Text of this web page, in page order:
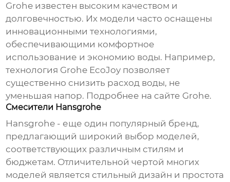
Grohe известен высоким качеством и
долговечностью. Их модели часто оснащены
инновационными технологиями,
обеспечивающими комфортное
использование и экономию воды. Например,
технология Grohe EcoJoy позволяет
существенно снизить расход воды, не
уменьшая напор. Подробнее на сайте Grohe.
Смесители Hansgrohe
Hansgrohe - еще один популярный бренд,
предлагающий широкий выбор моделей,
соответствующих различным стилям и
бюджетам. Отличительной чертой многих
моделей является стильный дизайн и простота